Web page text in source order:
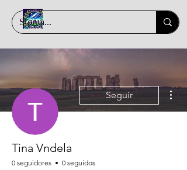
Seguir
Tina Vndela
0 seguidores 0 seguidos